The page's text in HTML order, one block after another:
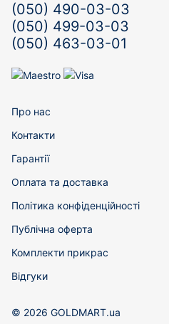
(050) 490-03-03
(050) 499-03-03
(050) 463-03-01
Про нас
Контакти
Гарантії
Оплата та доставка
Політика конфіденційності
Публічна оферта
Комплекти прикрас
Відгуки
© 2026 GOLDMART.ua